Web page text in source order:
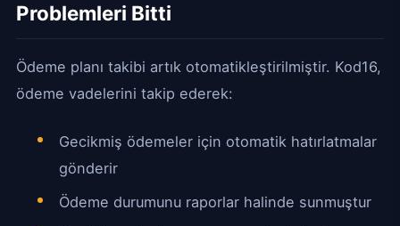
Problemleri Bitti
Ödeme planı takibi artık otomatikleştirilmiştir. Kod16,
ödeme vadelerini takip ederek:
Gecikmiş ödemeler için otomatik hatırlatmalar
gönderir
Ödeme durumunu raporlar halinde sunmuştur